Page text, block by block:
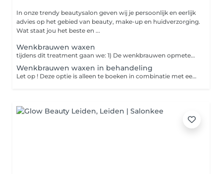
In onze trendy beautysalon geven wij je persoonlijk en eerlijk
advies op het gebied van beauty, make-up en huidverzorging.
Wat staat jou het beste en ...
Wenkbrauwen waxen
tijdens dit treatment gaan we: 1) De wenkbrauwen opmeten d.m.v browmapping passend bij jouw gezicht. 2) Met een zachte wax de wenkbrauwen in vorm brengen en evt. epileren. Ook knippen we eventuele lange haartjes zodat de wenkbrauwen nog strakker worden 3) De brows finishen en stylen met de producten van Anastasia Beverly Hills
Wenkbrauwen waxen in behandeling
Let op ! Deze optie is alleen te boeken in combinatie met een gezichtsbehandeling.